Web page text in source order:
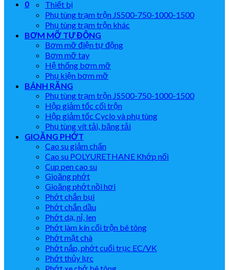
0
Thiết bị
Phụ tùng trạm trộn JS500-750-1000-1500
Phụ tùng trạm trộn khác
BƠM MỠ TỰ ĐỘNG
Bơm mỡ điện tự động
Bơm mỡ tay
Hệ thống bơm mỡ
Phụ kiện bơm mỡ
BÁNH RĂNG
Phụ tùng trạm trộn JS500-750-1000-1500
Hộp giảm tốc cối trộn
Hộp giảm tốc Cyclo và phụ tùng
Phụ tùng vít tải, băng tải
GIOĂNG PHỚT
Cao su giảm chấn
Cao su POLYURETHANE Khớp nối
Cup pen cao su
Gioăng phớt
Gioăng phớt nồi hơi
Phớt chắn bụi
Phớt chắn dầu
Phớt dạ, nỉ, len
Phớt làm kín cối trộn bê tông
Phớt mặt chà
Phớt nắp, phớt cuối trục EC/VK
Phớt thủy lực